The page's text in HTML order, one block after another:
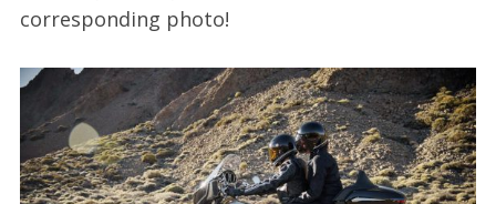
corresponding photo!